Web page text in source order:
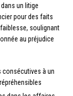
un litige
pour des faits
soulignant
au préjudice
consécutives à un